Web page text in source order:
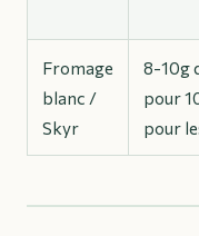
Fromage
blanc /
Skyr
8-10g
pour
pour